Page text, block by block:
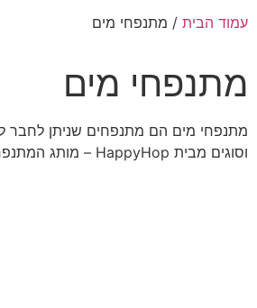
עמוד הבית / מתנפחי מים
מתנפחי מים
מתנפחי מים הם מתנפחים שניתן לחבר
וסוגים מבית HappyHop – מותג המתנפחים המוכר ואהוב.